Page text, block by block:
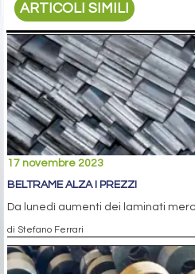
ARTICOLI SIMILI
17 novembre 2023
BELTRAME ALZA I PREZZI
Da lunedì aumenti dei laminati
di Stefano Ferrari